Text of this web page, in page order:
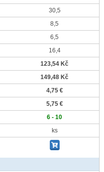
30,5
8,5
6,5
16,4
123,54 Kč
149,48 Kč
4,75 €
5,75 €
6 - 10
ks